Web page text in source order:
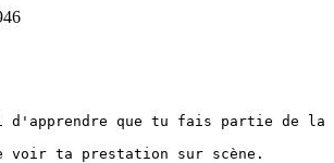
d'apprendre que tu fais partie de
voir ta prestation sur scène.